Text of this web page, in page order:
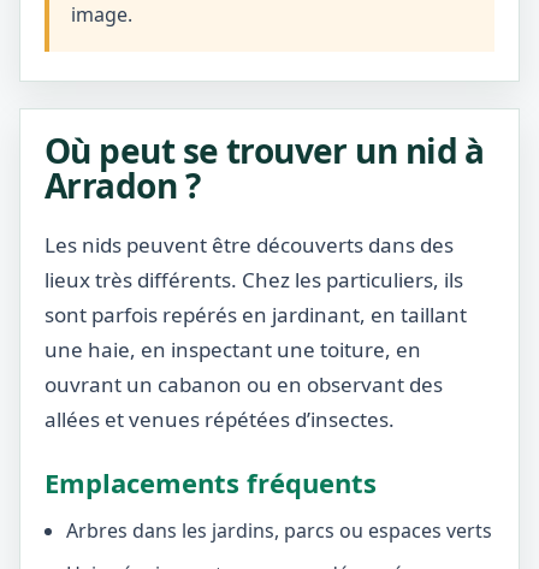
image.
Où peut se trouver un nid à
Arradon ?
Les nids peuvent être découverts dans des
lieux très différents. Chez les particuliers, ils
sont parfois repérés en jardinant, en taillant
une haie, en inspectant une toiture, en
ouvrant un cabanon ou en observant des
allées et venues répétées d’insectes.
Emplacements fréquents
Arbres dans les jardins, parcs ou espaces verts